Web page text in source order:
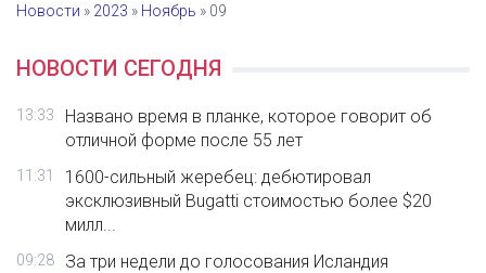
Новости » 2023 » Ноябрь » 09
НОВОСТИ СЕГОДНЯ
13:33
Названо время в планке, которое говорит об
отличной форме после 55 лет
11:31
1600-сильный жеребец: дебютировал
эксклюзивный Bugatti стоимостью более $20
милл...
09:28
За три недели до голосования Исландия